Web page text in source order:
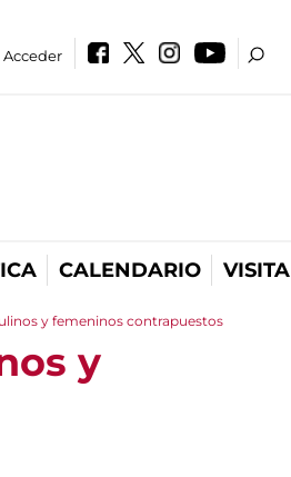
Acceder
CALENDARIO VISITA
y femeninos contrapuestos
y